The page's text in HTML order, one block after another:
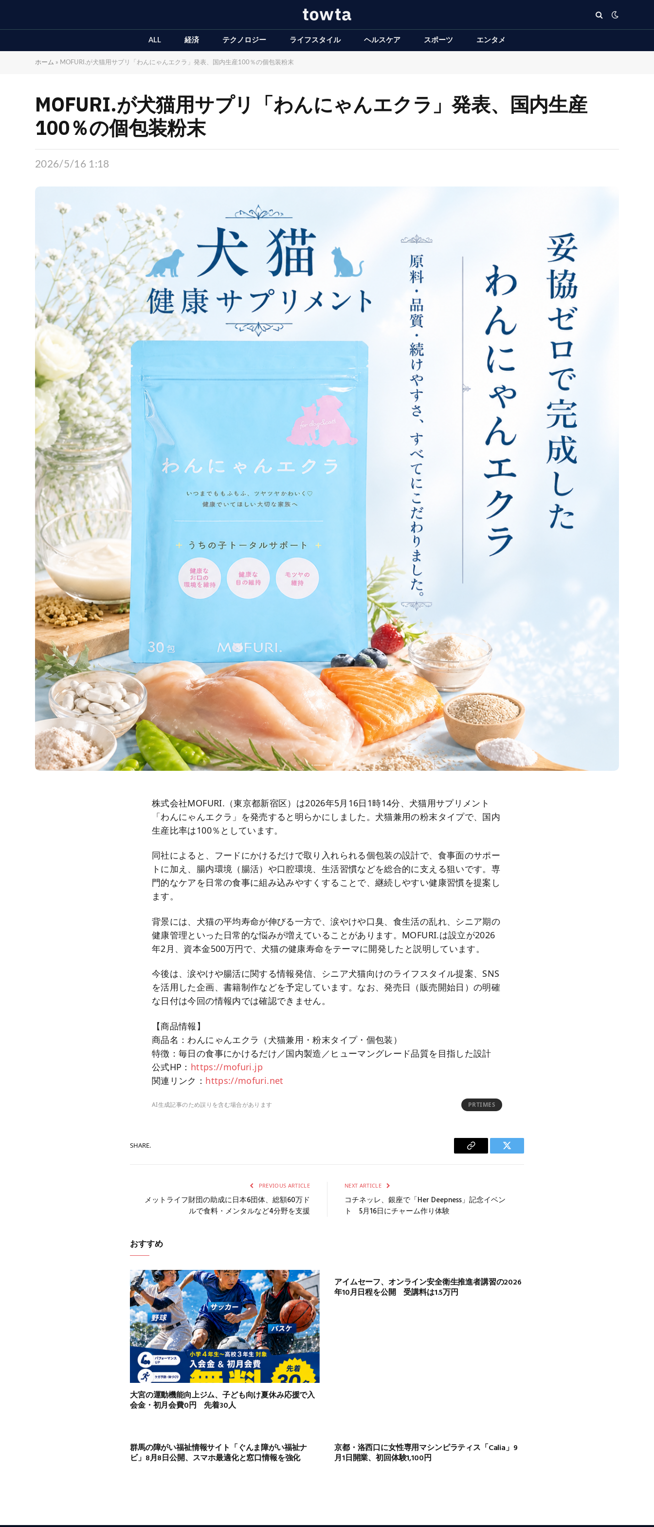
ALL 経済 テクノロジー ライフスタイル ヘルスケア スポーツ エンタメ
ホーム » MOFURI.が犬猫用サプリ「わんにゃんエクラ」発表、国内生産100％の個包装粉末
MOFURI.が犬猫用サプリ「わんにゃんエクラ」発表、国内生産
100％の個包装粉末
2026/5/16 1:18
株式会社MOFURI.（東京都新宿区）は2026年5月16日1時14分、犬猫用サプリメント
「わんにゃんエクラ」を発売すると明らかにしました。犬猫兼用の粉末タイプで、国内
生産比率は100％としています。
同社によると、フードにかけるだけで取り入れられる個包装の設計で、食事面のサポー
トに加え、腸内環境（腸活）や口腔環境、生活習慣などを総合的に支える狙いです。専
門的なケアを日常の食事に組み込みやすくすることで、継続しやすい健康習慣を提案し
ます。
背景には、犬猫の平均寿命が伸びる一方で、涙やけや口臭、食生活の乱れ、シニア期の
健康管理といった日常的な悩みが増えていることがあります。MOFURI.は設立が2026
年2月、資本金500万円で、犬猫の健康寿命をテーマに開発したと説明しています。
今後は、涙やけや腸活に関する情報発信、シニア犬猫向けのライフスタイル提案、SNS
を活用した企画、書籍制作などを予定しています。なお、発売日（販売開始日）の明確
な日付は今回の情報内では確認できません。
【商品情報】
商品名：わんにゃんエクラ（犬猫兼用・粉末タイプ・個包装）
特徴：毎日の食事にかけるだけ／国内製造／ヒューマングレード品質を目指した設計
公式HP： https://mofuri.jp
関連リンク： https://mofuri.net
AI生成記事のため誤りを含む場合があります PRTIMES
SHARE.
Copy
Twitter
PREVIOUS ARTICLE
メットライフ財団の助成に日本6団体、総額60万ド
ルで食料・メンタルなど4分野を支援
NEXT ARTICLE
コチネッレ、銀座で「Her Deepness」記念イベン
ト 5月16日にチャーム作り体験
おすすめ
大宮の運動機能向上ジム、子ども向け夏休み応援で入
会金・初月会費0円 先着30人
アイムセーフ、オンライン安全衛生推進者講習の2026
年10月日程を公開 受講料は1.5万円
群馬の障がい福祉情報サイト「ぐんま障がい福祉ナ
ビ」8月8日公開、スマホ最適化と窓口情報を強化
京都・洛西口に女性専用マシンピラティス「Calia」9
月1日開業、初回体験1,100円